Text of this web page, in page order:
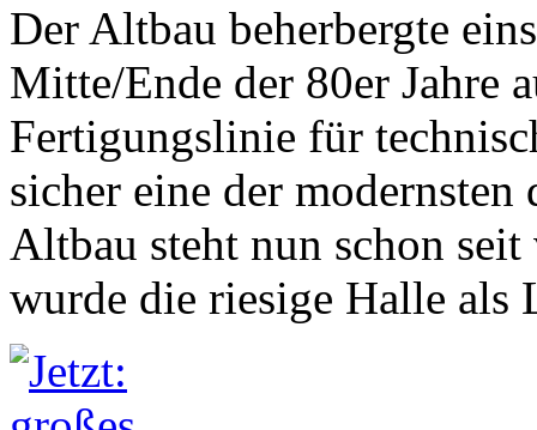
Der Altbau beherbergte
Mitte/Ende der 80er Jahre
Fertigungslinie für
sicher eine der
Altbau steht nun schon
wurde die riesige Halle als